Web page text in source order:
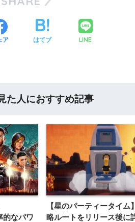
ア はてブ LINE
た人におすすめ記事
的なパワ
【星のパーティータイム
略ルートをリリース後に